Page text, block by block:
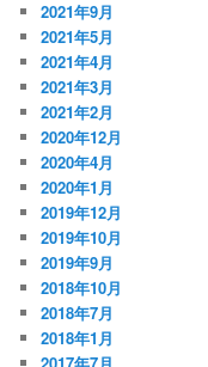
2021年9月
2021年5月
2021年4月
2021年3月
2021年2月
2020年12月
2020年4月
2020年1月
2019年12月
2019年10月
2019年9月
2018年10月
2018年7月
2018年1月